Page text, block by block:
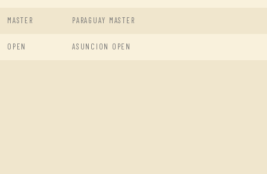
MASTER PARAGUAY MASTER
OPEN ASUNCION OPEN